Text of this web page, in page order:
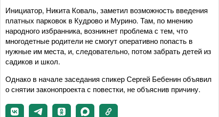
Инициатор, Никита Коваль, заметил возможность введения
платных парковок в Кудрово и Мурино. Там, по мнению
народного избранника, возникнет проблема с тем, что
многодетные родители не смогут оперативно попасть в
нужные им места, и, следовательно, потом забрать детей из
садиков и школ.
Однако в начале заседания спикер Сергей Бебенин объявил
о снятии законопроекта с повестки, не объяснив причину.